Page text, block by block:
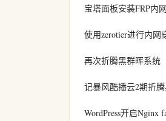
宝塔面板安装FRP内
使用zerotier进行内网
再次折腾黑群晖系统
记暴风酷播云2期折
WordPress开启Nginx